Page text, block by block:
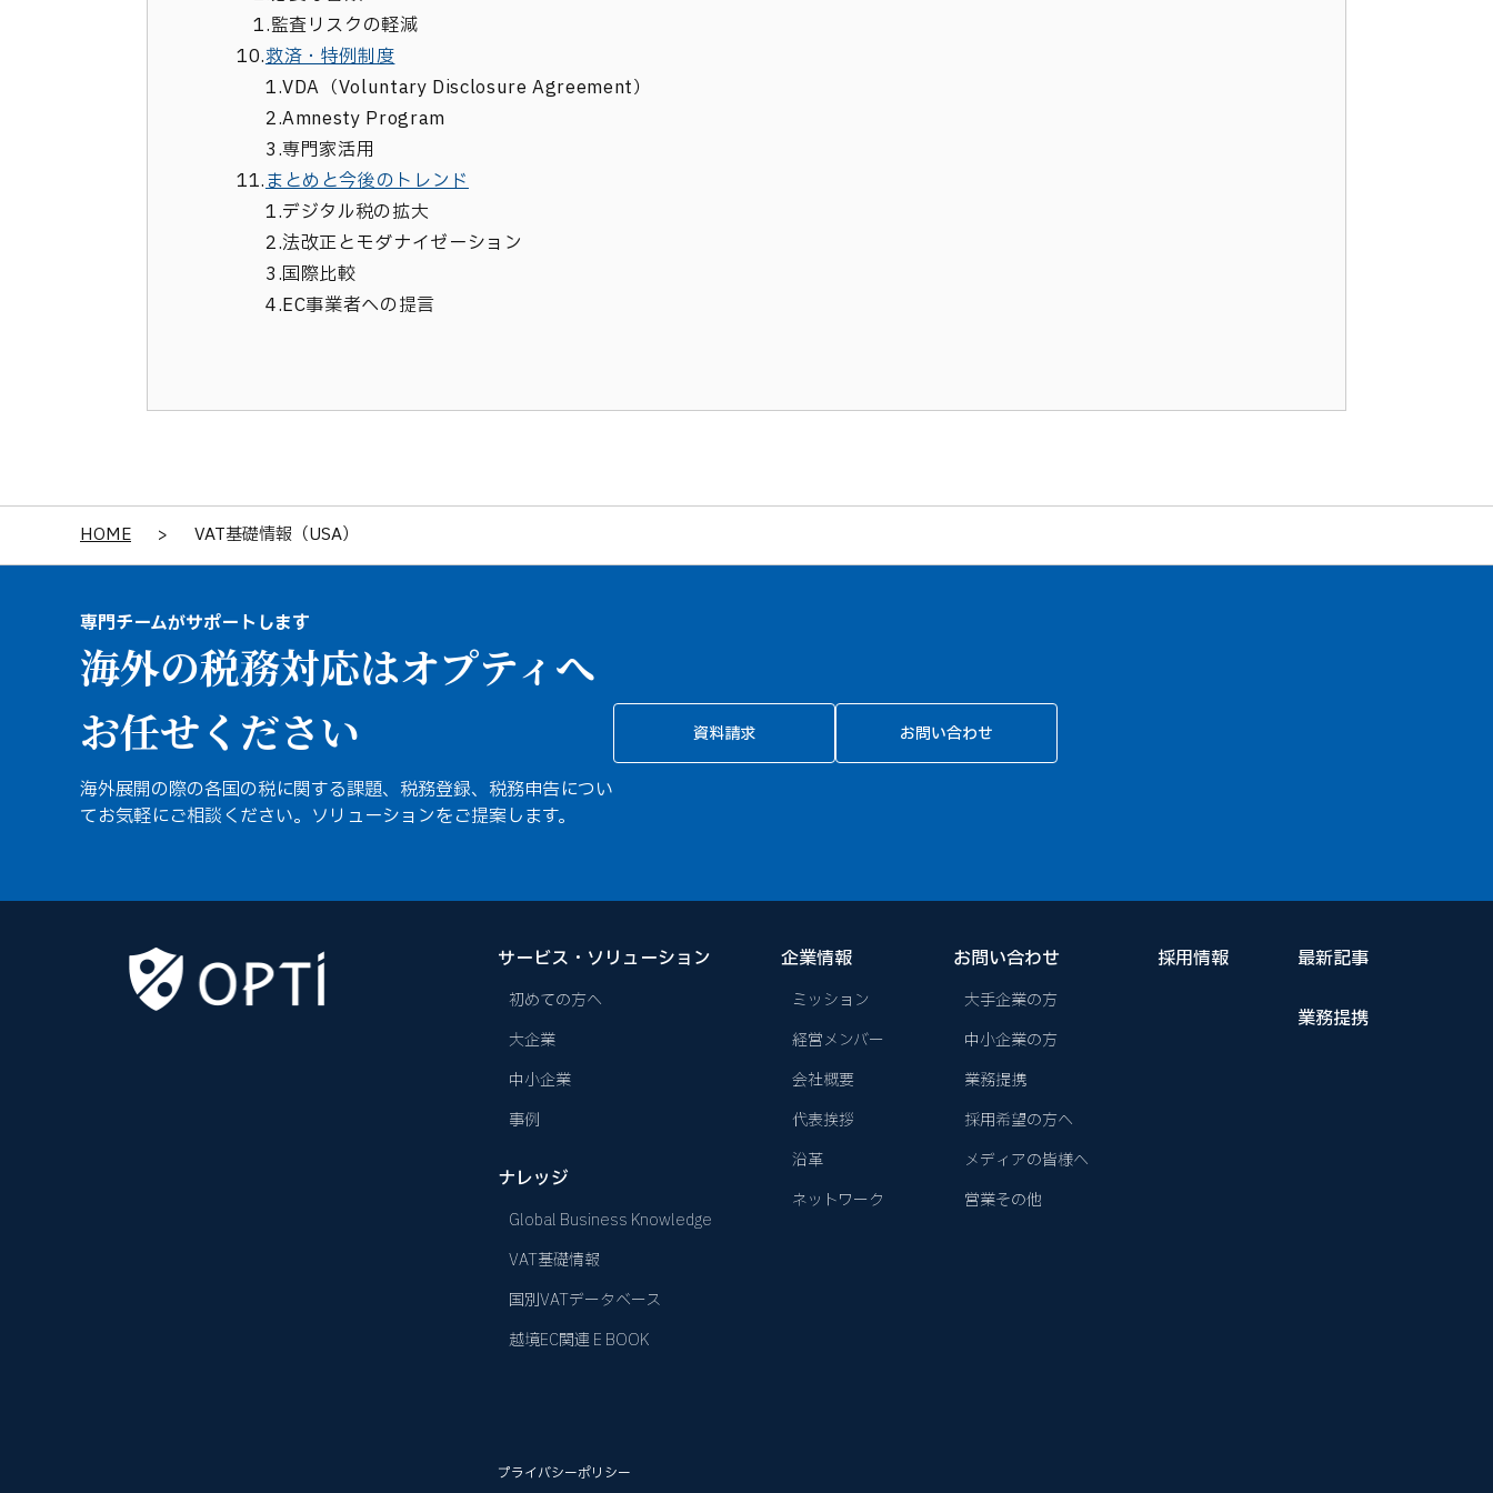
1.監査リスクの軽減
10.救済・特例制度
1.VDA（Voluntary Disclosure Agreement）
2.Amnesty Program
3.専門家活用
11.まとめと今後のトレンド
1.デジタル税の拡大
2.法改正とモダナイゼーション
3.国際比較
4.EC事業者への提言
HOME > VAT基礎情報（USA）
専門チームがサポートします
海外の税務対応はオプティへ
お任せください
海外展開の際の各国の税に関する課題、税務登録、税務申告につい
てお気軽にご相談ください。ソリューションをご提案します。
資料請求 お問い合わせ
サービス・ソリューション
初めての方へ
大企業
中小企業
事例
ナレッジ
Global Business Knowledge
VAT基礎情報
国別VATデータベース
越境EC関連 E BOOK
企業情報
ミッション
経営メンバー
会社概要
代表挨拶
沿革
ネットワーク
お問い合わせ
大手企業の方
中小企業の方
業務提携
採用希望の方へ
メディアの皆様へ
営業その他
採用情報 最新記事
業務提携
プライバシーポリシー